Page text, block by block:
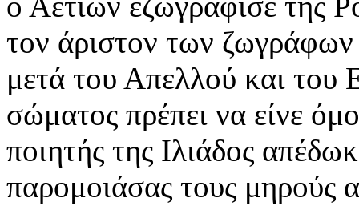
τον άριστον των
μετά του Απελλού και
σώματος πρέπει να είνε
ποιητής της Ιλιάδος
παρομοιάσας τους μηρούς